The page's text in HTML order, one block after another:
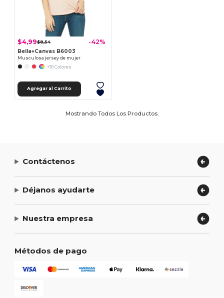
$4,99$8,54 -42%
Bella+Canvas B6003
Musculosa jersey de mujer
+10 Colores
Agregar al Carrito
Mostrando Todos Los Productos.
Contáctenos
Déjanos ayudarte
Nuestra empresa
Métodos de pago